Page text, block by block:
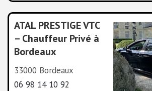
ATAL PRESTIGE VTC
– Chauffeur Privé à
Bordeaux
33000 Bordeaux
06 98 14 10 92